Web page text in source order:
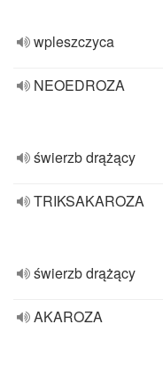
wpleszczyca
NEOEDROZA
świerzb drążący
TRIKSAKAROZA
świerzb drążący
AKAROZA